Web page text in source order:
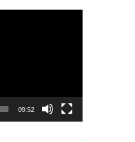
09:52